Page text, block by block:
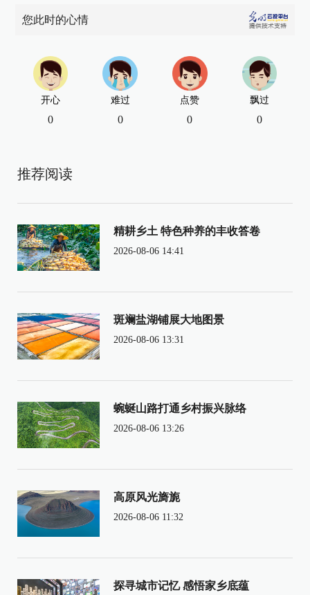
您此时的心情
开心
0
难过
0
点赞
0
飘过
0
推荐阅读
精耕乡土 特色种养的丰收答卷
2026-08-06 14:41
斑斓盐湖铺展大地图景
2026-08-06 13:31
蜿蜒山路打通乡村振兴脉络
2026-08-06 13:26
高原风光旖旎
2026-08-06 11:32
探寻城市记忆 感悟家乡底蕴